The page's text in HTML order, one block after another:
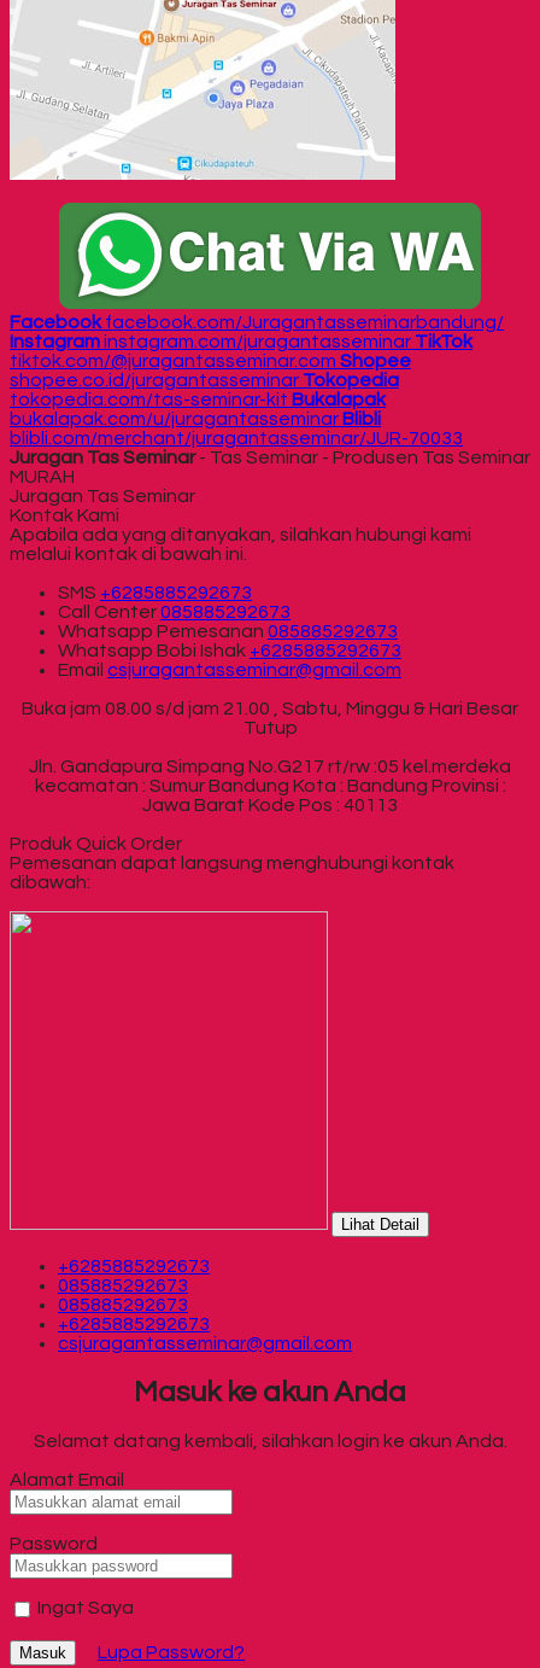
Facebook facebook.com/Juragantasseminarbandung/
Instagraminstagram.com/juragantasseminar TikTok
tiktok.com/@juragantasseminar.com Shopee
shopee.co.id/juragantasseminar Tokopedia
tokopedia.com/tas-seminar-kit Bukalapak
bukalapak.com/u/juragantasseminar Blibli
blibli.com/merchant/juragantasseminar/JUR-70033
Juragan Tas Seminar- Tas Seminar - Produsen Tas Seminar
MURAH
Juragan Tas Seminar
Kontak Kami
Apabila ada yang ditanyakan, silahkan hubungi kami
melalui kontak di bawah ini.
SMS +6285885292673
Call Center085885292673
Whatsapp Pemesanan 085885292673
Whatsapp Bobi Ishak +6285885292673
Email csjuragantasseminar@gmail.com
Buka jam 08.00 s/d jam 21.00 , Sabtu, Minggu & Hari Besar
Tutup
Jln. Gandapura Simpang No.G217 rt/rw :05 kel.merdeka
kecamatan : Sumur Bandung Kota : Bandung Provinsi :
Jawa Barat Kode Pos : 40113
Produk Quick Order
Pemesanan dapat langsung menghubungi kontak
dibawah:
Lihat Detail
+6285885292673
085885292673
085885292673
+6285885292673
csjuragantasseminar@gmail.com
Masuk ke akun Anda
Selamat datang kembali, silahkan login ke akun Anda.
Alamat Email
Password
Ingat Saya
Masuk Lupa Password?